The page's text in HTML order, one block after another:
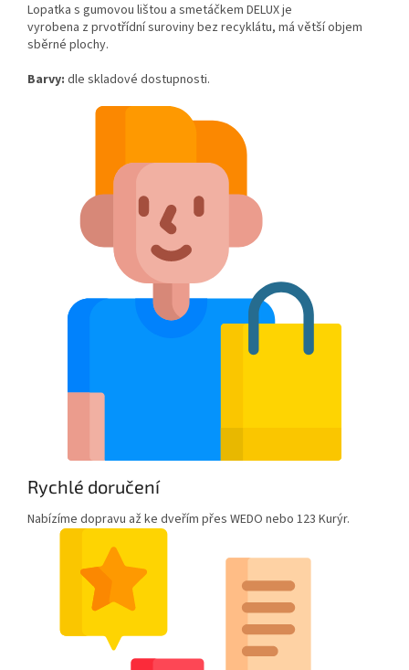
Lopatka s gumovou lištou a smetáčkem DELUX je
vyrobena z prvotřídní suroviny bez recyklátu, má větší objem
sběrné plochy.
Barvy: dle skladové dostupnosti.
Rychlé doručení
Nabízíme dopravu až ke dveřím přes WEDO nebo 123 Kurýr.